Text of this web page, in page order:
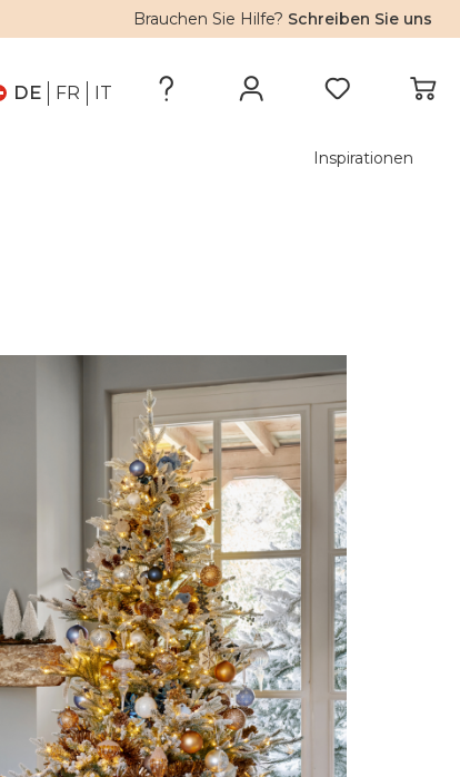
Brauchen Sie Hilfe? Schreiben Sie uns
DE FR IT
Inspirationen